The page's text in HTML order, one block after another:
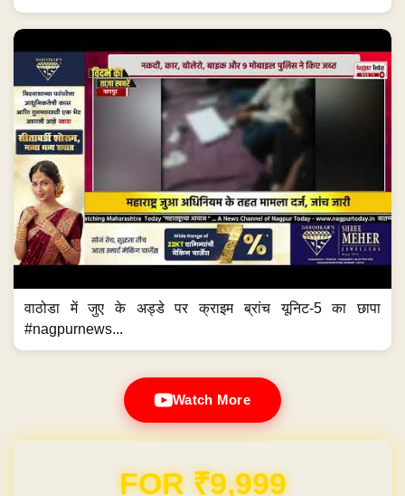
वाठोडा में जुए के अड्डे पर क्राइम ब्रांच यूनिट-5 का छापा
#nagpurnews...
Watch More
Domain & Hosting FREE for 1 Year